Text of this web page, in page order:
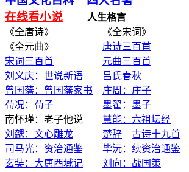
在线看小说
人生格言
《全唐诗》 《全宋词》
《全元曲》 唐诗三百首
宋词三百首
元曲三百首
刘义庆：世说新语
吕氏春秋
曾国藩：曾国藩家书
庄周：庄子
荀况：荀子
墨翟：墨子
南怀瑾：老子他说 慧能：六祖坛经
刘勰：文心雕龙
楚辞
古诗十九首
司马光：资治通鉴
毕沅：续资治通鉴
玄奘：大唐西域记
刘向：战国策